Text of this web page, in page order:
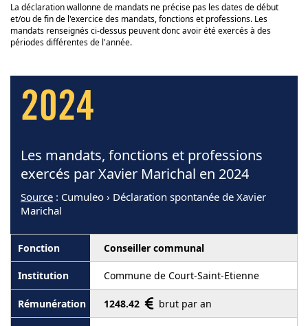
La déclaration wallonne de mandats ne précise pas les dates de début
et/ou de fin de l'exercice des mandats, fonctions et professions. Les
mandats renseignés ci-dessus peuvent donc avoir été exercés à des
périodes différentes de l'année.
2024
Les mandats, fonctions et professions
exercés par Xavier Marichal en 2024
Source : Cumuleo › Déclaration spontanée de Xavier
Marichal
Conseiller communal
Commune de Court-Saint-Etienne
1248.42 brut par an